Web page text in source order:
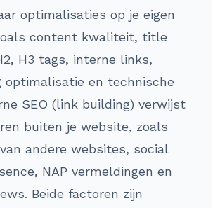
optimalisaties op je eigen
content kwaliteit, title
H3 tags, interne links,
optimalisatie en technische
SEO (link building) verwijst
buiten je website, zoals
andere websites, social
NAP vermeldingen en
Beide factoren zijn